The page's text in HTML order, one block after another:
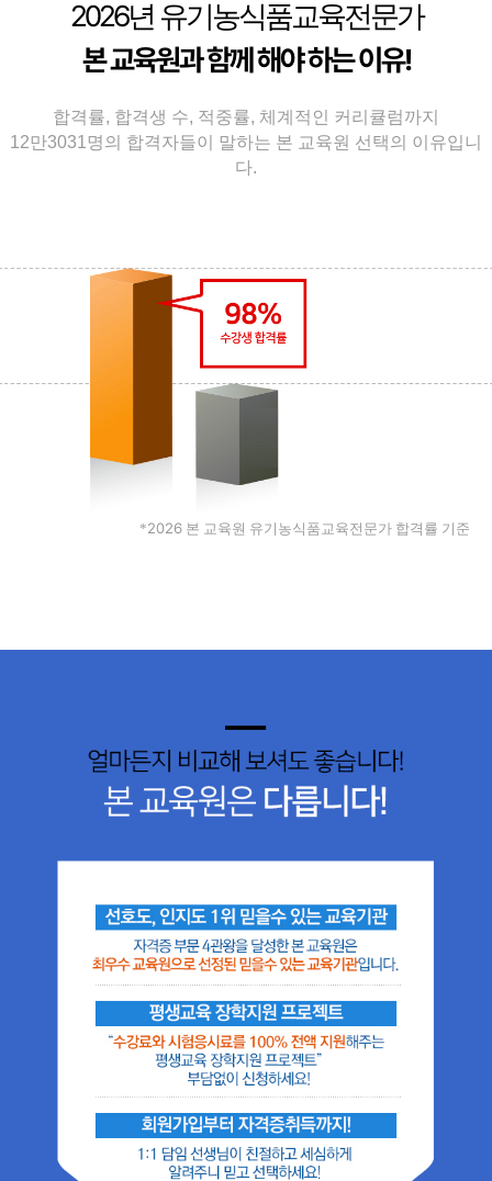
2026년 유기농식품교육전문가
본 교육원과 함께 해야 하는 이유!
합격률, 합격생 수, 적중률, 체계적인 커리큘럼까지
12만3031명의 합격자들이 말하는 본 교육원 선택의 이유입니
다.
*2026 본 교육원 유기농식품교육전문가 합격률 기준